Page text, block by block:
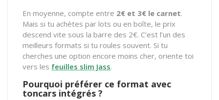
En moyenne, compte entre 2€ et 3€ le carnet.
Mais si tu achètes par lots ou en boîte, le prix
descend vite sous la barre des 2€. C’est l’un des
meilleurs formats si tu roules souvent. Si tu
cherches une option encore moins cher, oriente toi
vers les feuilles slim Jass.
Pourquoi préférer ce format avec
toncars intégrés ?